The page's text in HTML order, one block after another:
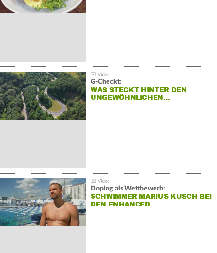
G-Checkt:
WAS STECKT HINTER DEN
UNGEWÖHNLICHEN…
Doping als Wettbewerb:
SCHWIMMER MARIUS KUSCH BEI
DEN ENHANCED…